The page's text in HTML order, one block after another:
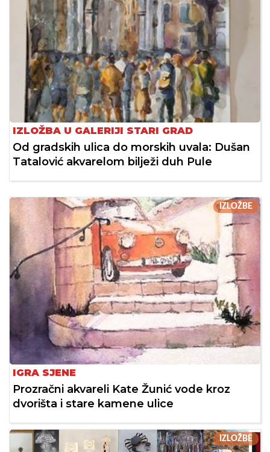
IZLOŽBA U GALERIJI STARI GRAD
Od gradskih ulica do morskih uvala: Dušan
Tatalović akvarelom bilježi duh Pule
IZLOŽBE
IGRA SJENE
Prozračni akvareli Kate Žunić vode kroz
dvorišta i stare kamene ulice
IZLOŽBE